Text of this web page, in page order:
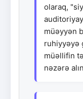
olaraq,
müəyyən
ruhiyyəyə
müəllifin
nəzərə